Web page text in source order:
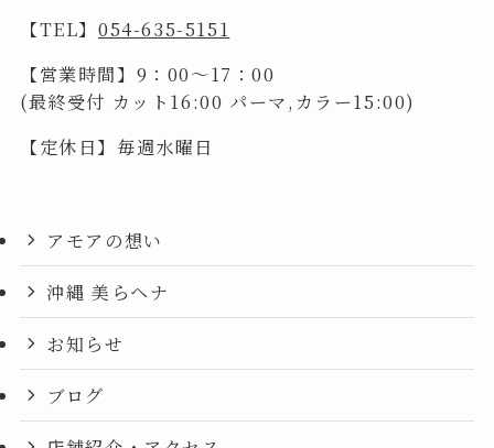
【TEL】 054-635-5151
【営業時間】9：00～17：00
(最終受付 カット16:00 パーマ,カラー15:00)
【定休日】毎週水曜日
アモアの想い
沖縄 美らヘナ
お知らせ
ブログ